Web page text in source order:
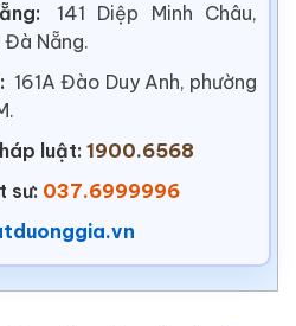
141 Diệp Minh Châu,
Đà Nẵng.
161A Đào Duy Anh, phường
luật: 1900.6568
sư: 037.6999996